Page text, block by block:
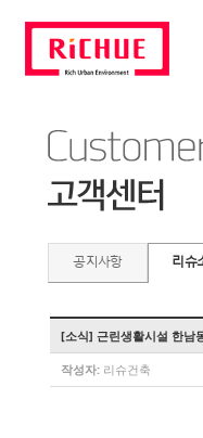
공지사항 리슈
[소식] 근린생활시설 한남
작성자: 리슈건축